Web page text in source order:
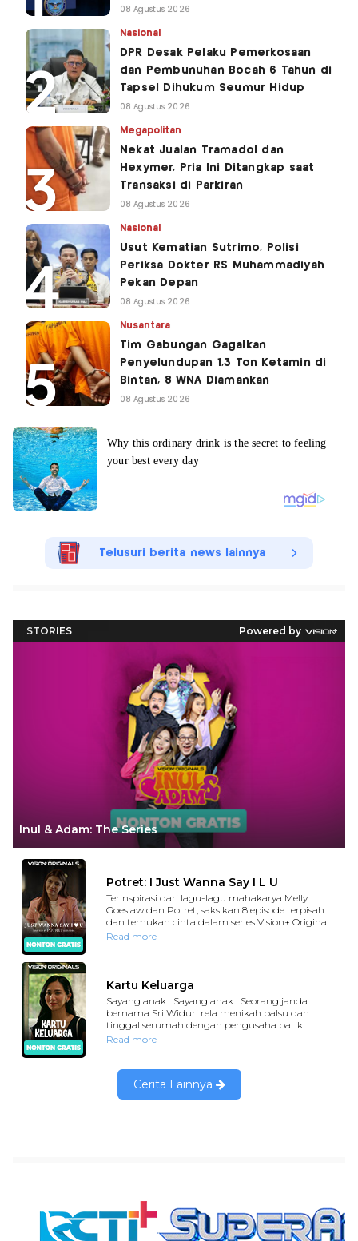
08 Agustus 2026
Nasional
DPR Desak Pelaku Pemerkosaan
dan Pembunuhan Bocah 6 Tahun di
Tapsel Dihukum Seumur Hidup
08 Agustus 2026
Megapolitan
Nekat Jualan Tramadol dan
Hexymer, Pria Ini Ditangkap saat
Transaksi di Parkiran
08 Agustus 2026
Nasional
Usut Kematian Sutrimo, Polisi
Periksa Dokter RS Muhammadiyah
Pekan Depan
08 Agustus 2026
Nusantara
Tim Gabungan Gagalkan
Penyelundupan 1,3 Ton Ketamin di
Bintan, 8 WNA Diamankan
08 Agustus 2026
Telusuri berita news lainnya